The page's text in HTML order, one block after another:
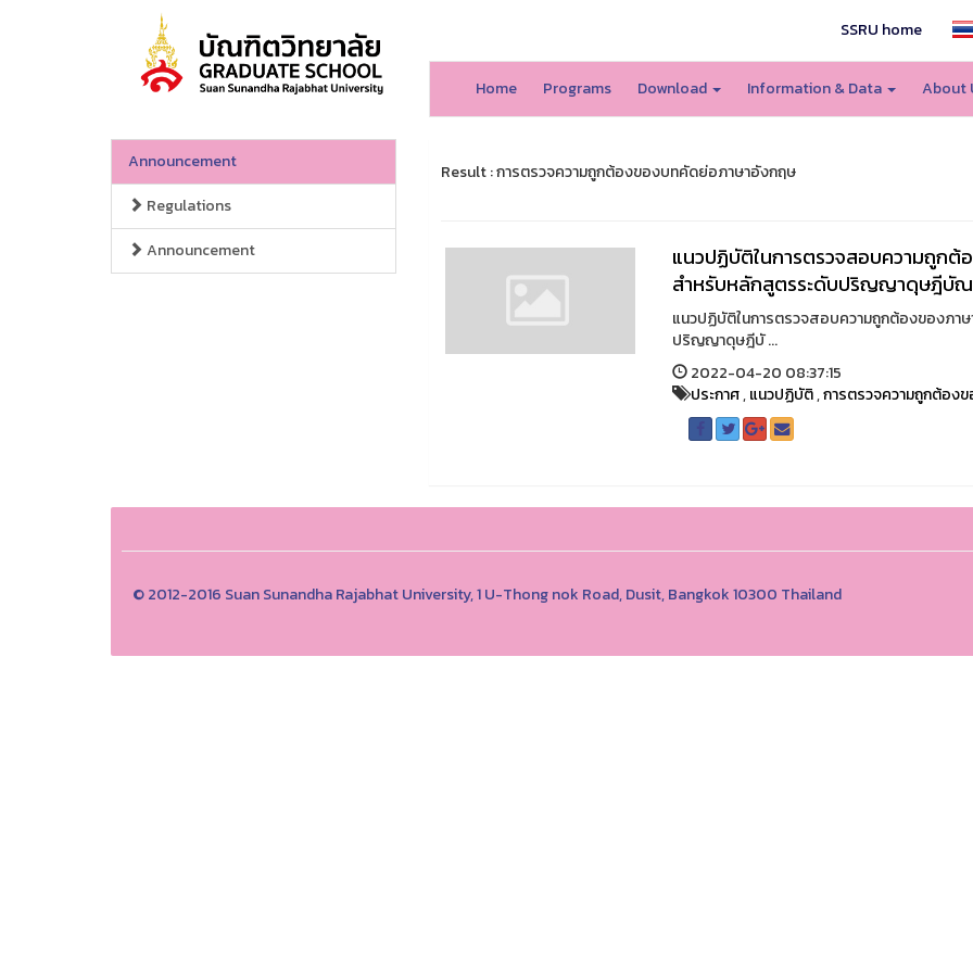
SSRU home
Home Programs Download Information & Data About
Announcement
Regulations
Announcement
Result : การตรวจความถูกต้องของบทคัดย่อภาษาอังกฤษ
แนวปฏิบัติในการตรวจสอบความถูก
สำหรับหลักสูตรระดับปริญญาดุษฎีบั
แนวปฏิบัติในการตรวจสอบความถูกต้องของภ
ปริญญาดุษฎีบั ...
2022-04-20 08:37:15
ประกาศ,แนวปฏิบัติ,การตรวจความถูกต้อง
© 2012-2016 Suan Sunandha Rajabhat University, 1 U-Thong nok Road, Dusit, Bangkok 10300 Thailand